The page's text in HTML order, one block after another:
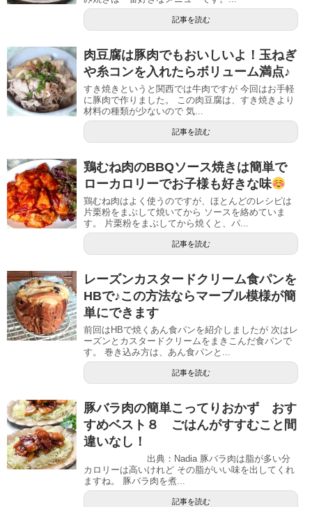
記事を読む
肉豆腐は豚肉でもおいしいよ！玉ねぎ
や糸コンを入れたらボリューム満点♪
すき焼きというと関西では牛肉ですが 今回はお手軽
に豚肉で作りました。 この肉豆腐は、すき焼きより
材料の種類が少ないので 気...
記事を読む
鶏むね肉のBBQソース焼きは簡単で
ローカロリーでお子様も好きな味
鶏むね肉はよく使うのですが、ほとんどのレシピは
片栗粉をまぶして焼いてから ソースを絡めていま
す。 片栗粉をまぶしてから焼くと、パ...
記事を読む
レーズンカスタードクリーム食パンを
HBで♪この方法ならマーブル模様が簡
単にできます
前回はHBで焼くあん食パンを紹介しましたが 次はレ
ーズンとカスタードクリームをまきこんだ食パンで
す。 巻き込み方は、あん食パンと...
記事を読む
豚バラ肉の簡単こってりおかず おす
すめベスト８ ごはんがすすむこと間
違いなし！
出典：Nadia 豚バラ肉は脂が多い分
カロリーは高いけれど その脂がいい味を出してくれ
ますね。 豚バラ肉を煮...
記事を読む